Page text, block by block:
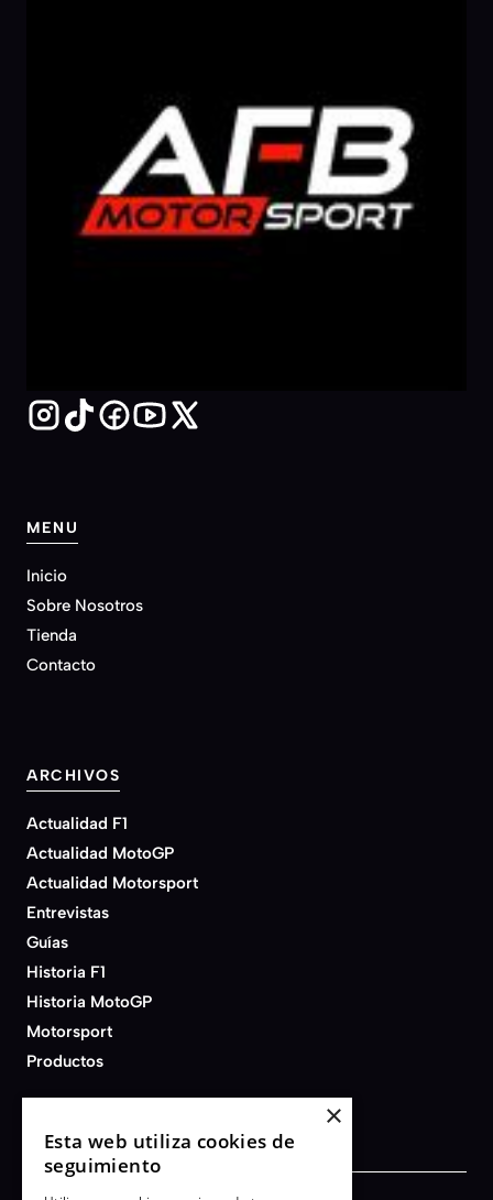
MENU
Inicio
Sobre Nosotros
Tienda
Contacto
ARCHIVOS
Actualidad F1
Actualidad MotoGP
Actualidad Motorsport
Entrevistas
Guías
Historia F1
Historia MotoGP
Motorsport
Productos
×
Esta web utiliza cookies de
seguimiento